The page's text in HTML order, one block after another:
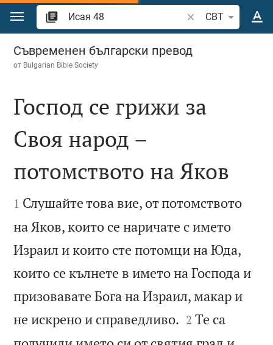
Преминете към съдържанието
Търсете стих или
CBT
Исая 48
Съвременен български превод
от Bulgarian Bible Society

Господ се грижи за
Своя народ –
потомството на Яков

1 Слушайте това вие, от потомството
на Яков, които се наричате с името
Израил и които сте потомци на Юда,
които се кълнете в името на Господа и
призовавате Бога на Израил, макар и
не искрено и справедливо. 

2 Те са